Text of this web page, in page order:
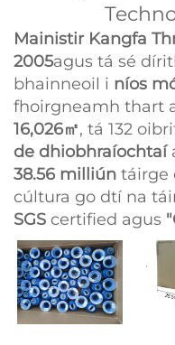
Mainistir Kangfa
2005agus tá sé
bhainneoil i níos
fhoirgneamh thart
16,026㎡, tá 132
de dhiobhraíochtaí
38.56 milliún táirge
cúltura go dtí na
SGS certified agus